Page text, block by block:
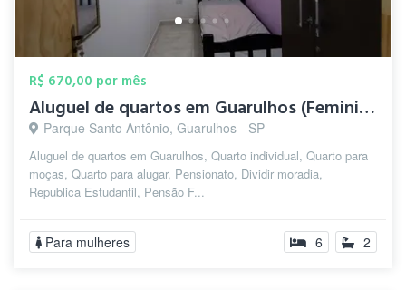
R$ 670,00 por mês
Aluguel de quartos em Guarulhos (Feminin...
Parque Santo Antônio, Guarulhos - SP
Aluguel de quartos em Guarulhos, Quarto individual, Quarto para
moças, Quarto para alugar, Pensionato, Dividir moradia,
Republica Estudantil, Pensão F...
Para mulheres 6 2